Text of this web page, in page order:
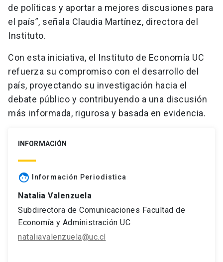
de políticas y aportar a mejores discusiones para
el país”, señala Claudia Martínez, directora del
Instituto.
Con esta iniciativa, el Instituto de Economía UC
refuerza su compromiso con el desarrollo del
país, proyectando su investigación hacia el
debate público y contribuyendo a una discusión
más informada, rigurosa y basada en evidencia.
INFORMACIÓN
face Información Periodistica
Natalia Valenzuela
Subdirectora de Comunicaciones Facultad de
Economía y Administración UC
nataliavalenzuela@uc.cl